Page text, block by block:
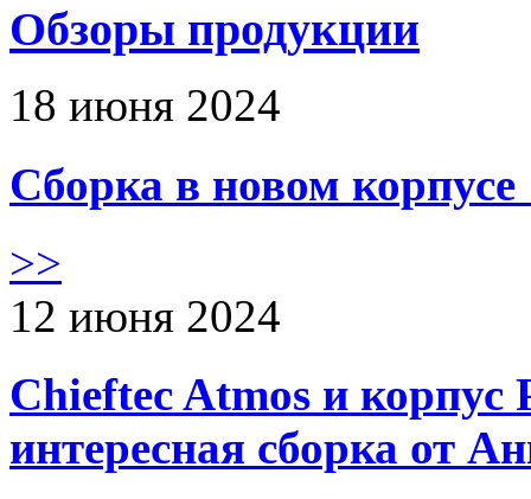
Обзоры продукции
18 июня 2024
Сборка в новом
>>
12 июня 2024
Chieftec Atmos и корпус
интересная сборка от